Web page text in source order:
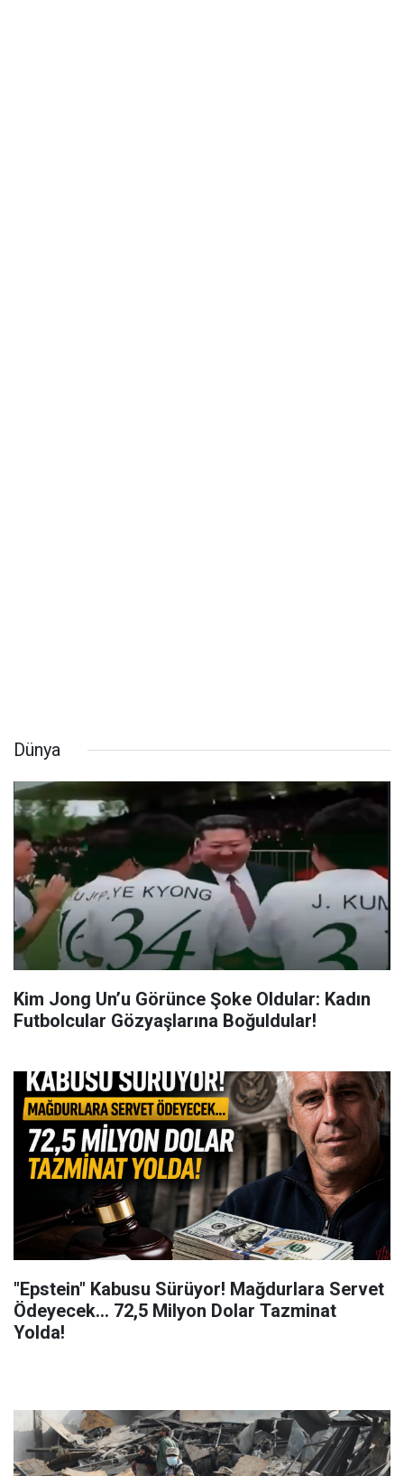
Dünya
Kim Jong Un’u Görünce Şoke Oldular: Kadın
Futbolcular Gözyaşlarına Boğuldular!
"Epstein" Kabusu Sürüyor! Mağdurlara Servet
Ödeyecek... 72,5 Milyon Dolar Tazminat
Yolda!